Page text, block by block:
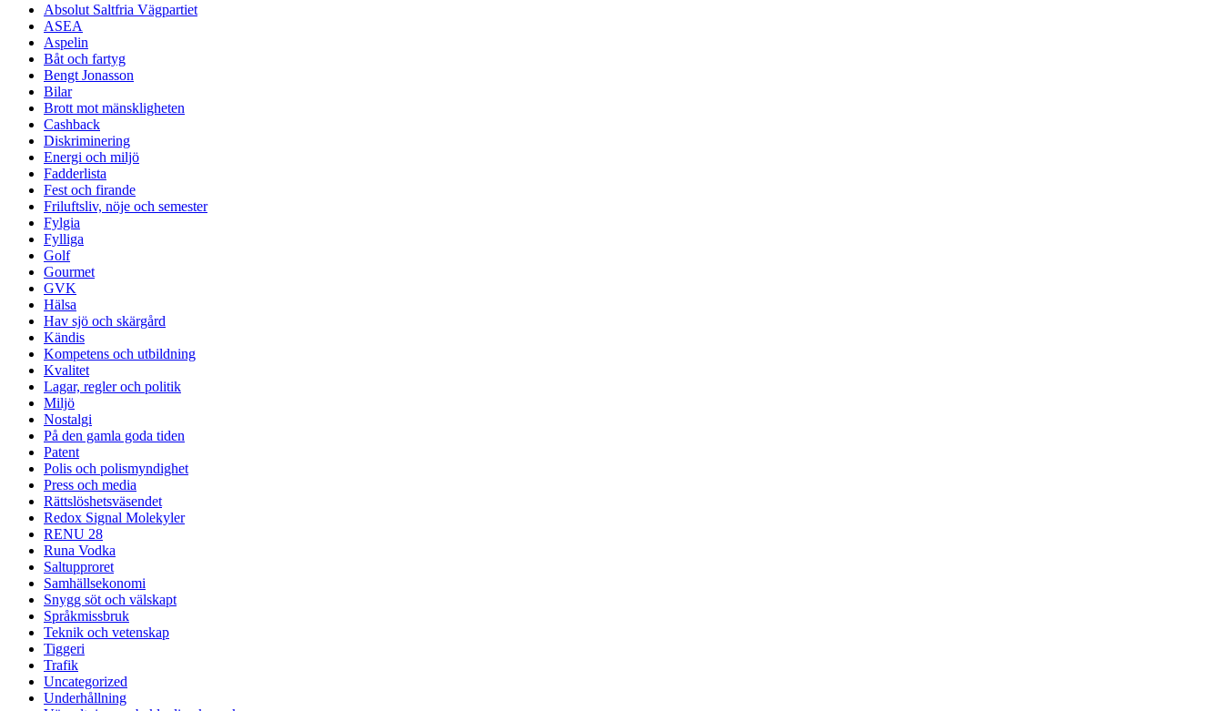
Absolut Saltfria Vägpartiet
ASEA
Aspelin
Båt och fartyg
Bengt Jonasson
Bilar
Brott mot mänskligheten
Cashback
Diskriminering
Energi och miljö
Fadderlista
Fest och firande
Friluftsliv, nöje och semester
Fylgia
Fylliga
Golf
Gourmet
GVK
Hälsa
Hav sjö och skärgård
Kändis
Kompetens och utbildning
Kvalitet
Lagar, regler och politik
Miljö
Nostalgi
På den gamla goda tiden
Patent
Polis och polismyndighet
Press och media
Rättslöshetsväsendet
Redox Signal Molekyler
RENU 28
Runa Vodka
Saltupproret
Samhällsekonomi
Snygg söt och välskapt
Språkmissbruk
Teknik och vetenskap
Tiggeri
Trafik
Uncategorized
Underhållning